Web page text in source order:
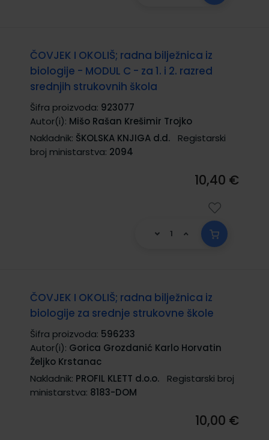
ČOVJEK I OKOLIŠ; radna bilježnica iz
biologije - MODUL C - za 1. i 2. razred
srednjih strukovnih škola
Šifra proizvoda: 923077
Autor(i): Mišo Rašan Krešimir Trojko
Nakladnik: ŠKOLSKA KNJIGA d.d.
Registarski
broj ministarstva: 2094
10,40 €
ČOVJEK I OKOLIŠ; radna bilježnica iz
biologije za srednje strukovne škole
Šifra proizvoda: 596233
Autor(i): Gorica Grozdanić Karlo Horvatin
Željko Krstanac
Nakladnik: PROFIL KLETT d.o.o.
Registarski broj
ministarstva: 8183-DOM
10,00 €